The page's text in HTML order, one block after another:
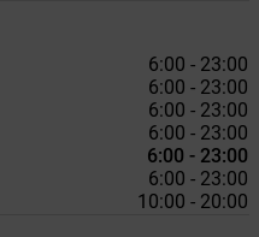
6:00 - 23:00
6:00 - 23:00
6:00 - 23:00
6:00 - 23:00
6:00 - 23:00
6:00 - 23:00
10:00 - 20:00